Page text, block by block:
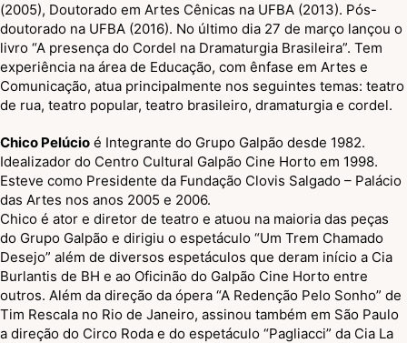
(2005), Doutorado em Artes Cênicas na UFBA (2013). Pós-
doutorado na UFBA (2016). No último dia 27 de março lançou o
livro “A presença do Cordel na Dramaturgia Brasileira”. Tem
experiência na área de Educação, com ênfase em Artes e
Comunicação, atua principalmente nos seguintes temas: teatro
de rua, teatro popular, teatro brasileiro, dramaturgia e cordel.
Chico Pelúcio é Integrante do Grupo Galpão desde 1982.
Idealizador do Centro Cultural Galpão Cine Horto em 1998.
Esteve como Presidente da Fundação Clovis Salgado – Palácio
das Artes nos anos 2005 e 2006.
Chico é ator e diretor de teatro e atuou na maioria das peças
do Grupo Galpão e dirigiu o espetáculo “Um Trem Chamado
Desejo” além de diversos espetáculos que deram início a Cia
Burlantis de BH e ao Oficinão do Galpão Cine Horto entre
outros. Além da direção da ópera “A Redenção Pelo Sonho” de
Tim Rescala no Rio de Janeiro, assinou também em São Paulo
a direção do Circo Roda e do espetáculo “Pagliacci” da Cia La